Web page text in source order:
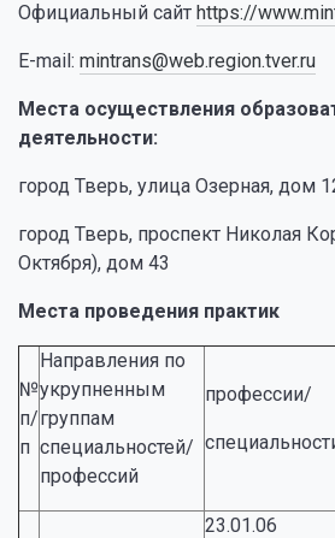
Официальный сайт https://
E-mail: mintrans@web.region.tver.ru
Места осуществления
деятельности:
город Тверь, улица Озерная, дом
город Тверь, проспект Николая
Октября), дом 43
Места проведения практик
№
п/
п
Направления по
укрупненным
группам
специальностей/
профессий
профессии/
23.01.06